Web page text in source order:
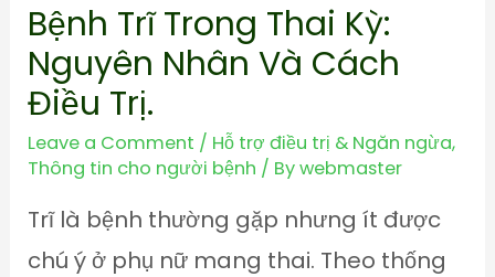
Bệnh Trĩ Trong Thai Kỳ:
Nguyên Nhân Và Cách
Điều Trị.
Leave a Comment / Hỗ trợ điều trị & Ngăn ngừa,
Thông tin cho người bệnh / Bywebmaster
Trĩ là bệnh thường gặp nhưng ít được
chú ý ở phụ nữ mang thai. Theo thống